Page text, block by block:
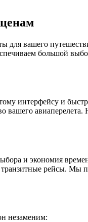
для вашего
большой
интерфейсу и
вашего
и экономия
рейсы.
незаменим: